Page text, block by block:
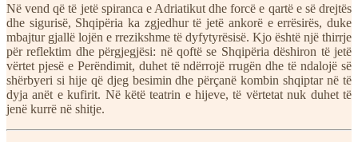
Në vend që të jetë spiranca e Adriatikut dhe forcë e qartë e së drejtës
dhe sigurisë, Shqipëria ka zgjedhur të jetë ankorë e errësirës, duke
mbajtur gjallë lojën e rrezikshme të dyfytyrësisë. Kjo është një thirrje
për reflektim dhe përgjegjësi: në qoftë se Shqipëria dëshiron të jetë
vërtet pjesë e Perëndimit, duhet të ndërrojë rrugën dhe të ndalojë së
shërbyeri si hije që djeg besimin dhe përçanë kombin shqiptar në të
dyja anët e kufirit. Në këtë teatrin e hijeve, të vërtetat nuk duhet të
jenë kurrë në shitje.